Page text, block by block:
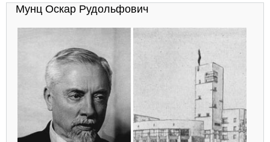
Мунц Оскар Рудольфович